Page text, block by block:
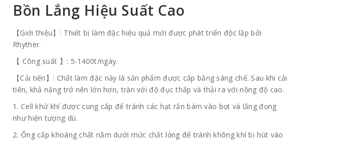
Bồn Lắng Hiệu Suất Cao
【Giới thiệu】: Thiết bị làm đặc hiệu quả mới được phát triển độc lập bởi
Rhyther.
【 Công suất 】: 5-1400t/ngày.
【Cải tiến】: Chất làm đặc này là sản phẩm được cấp bằng sáng chế. Sau khi cải
tiến, khả năng trở nên lớn hơn, tràn với độ đục thấp và thải ra với nồng độ cao.
1. Cell khử khí được cung cấp để tránh các hạt rắn bám vào bọt và lắng đọng
như hiện tượng dù.
2. Ống cấp khoáng chất nằm dưới mức chất lỏng để tránh không khí bị hút vào